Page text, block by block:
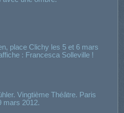
place Clichy les 5 et 6 mars
: Francesca Solleville !
Vingtième Théâtre. Paris
mars 2012.